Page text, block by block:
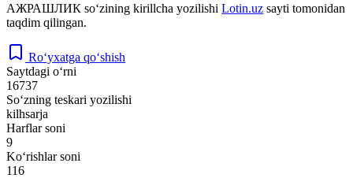
АЖРАШЛИК so‘zining kirillcha yozilishi Lotin.uz sayti tomonidan
taqdim qilingan.
Ro‘yxatga qo‘shish
Saytdagi o‘rni
16737
So‘zning teskari yozilishi
kilhsarja
Harflar soni
9
Ko‘rishlar soni
116